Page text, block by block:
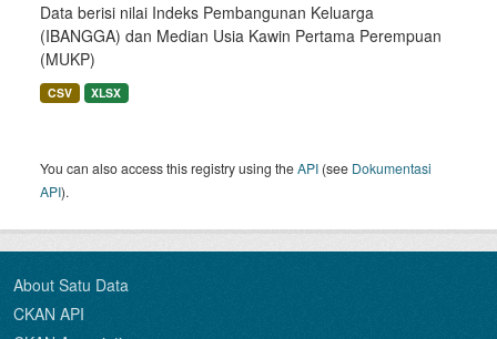
Data berisi nilai Indeks Pembangunan Keluarga
(IBANGGA) dan Median Usia Kawin Pertama Perempuan
(MUKP)
CSV XLSX
You can also access this registry using theAPI (see Dokumentasi
API).
About Satu Data
CKAN API